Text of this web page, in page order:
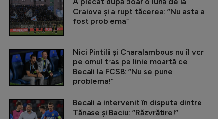
Craiova și a rupt tăcerea: ”Nu asta a
fost problema”
Nici Pintilii și Charalambous nu îl vor
pe omul tras pe linie moartă de
Becali la FCSB: ”Nu se pune
problema!”
Becali a intervenit în disputa dintre
Tănase și Baciu: ”Răzvrătire!”